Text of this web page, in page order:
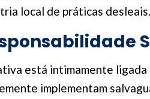
local de práticas desleais.
está intimamente
implementam